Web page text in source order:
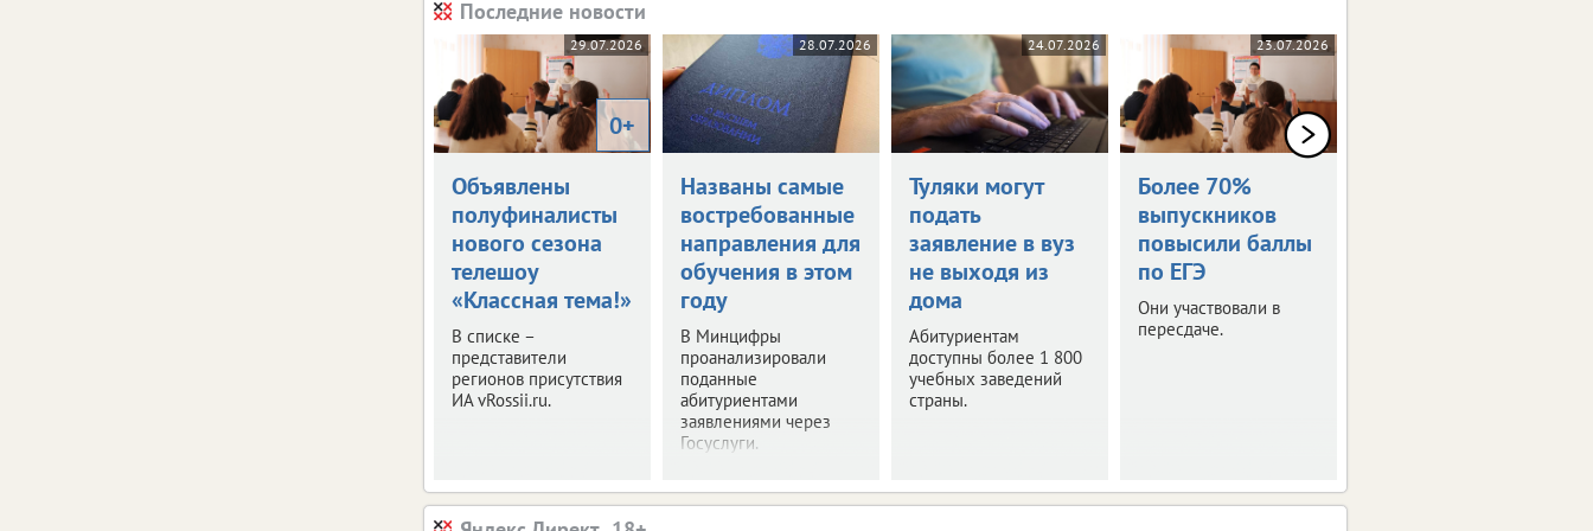
Последние новости
29.07.2026
0+
Объявлены
полуфиналисты
нового сезона
телешоу
«Классная тема!»
В списке –
представители
регионов присутствия
ИА vRossii.ru.
28.07.2026
Названы самые
востребованные
направления для
обучения в этом
году
В Минцифры
проанализировали
поданные
абитуриентами
заявлениями через
Госуслуги.
24.07.2026
Туляки могут
подать
заявление в вуз
не выходя из
дома
Абитуриентам
доступны более 1 800
учебных заведений
страны.
23.07.2026
Более 70%
выпускников
повысили баллы
по ЕГЭ
Они участвовали в
пересдаче.